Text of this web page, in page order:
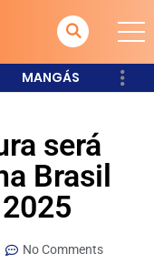
MANGÁS
será
Brasil
No Comments